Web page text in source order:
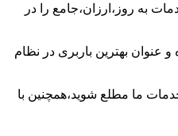
به روز،ارزان،جامع را در
عنوان بهترین باربری در نظام
ما مطلع شوید،همچنین با